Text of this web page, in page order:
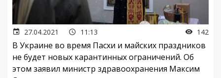
27.04.2021 11:13 142
В Украине во время Пасхи и майских праздников
не будет новых карантинных ограничений. Об
этом заявил министр здравоохранения Максим